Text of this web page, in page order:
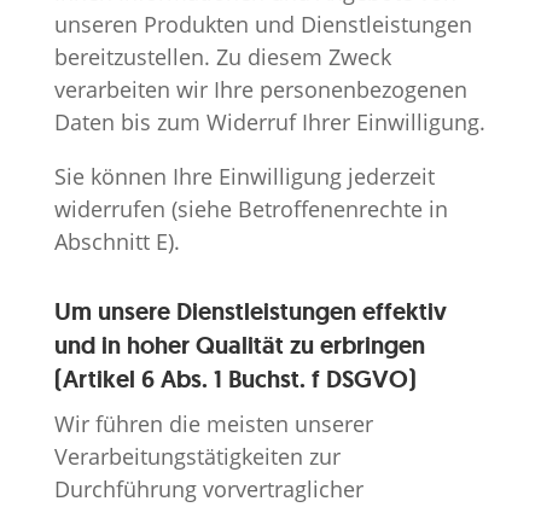
unseren Produkten und Dienstleistungen
bereitzustellen. Zu diesem Zweck
verarbeiten wir Ihre personenbezogenen
Daten bis zum Widerruf Ihrer Einwilligung.
Sie können Ihre Einwilligung jederzeit
widerrufen (siehe Betroffenenrechte in
Abschnitt E).
Um unsere Dienstleistungen effektiv
und in hoher Qualität zu erbringen
(Artikel 6 Abs. 1 Buchst. f DSGVO)
Wir führen die meisten unserer
Verarbeitungstätigkeiten zur
Durchführung vorvertraglicher